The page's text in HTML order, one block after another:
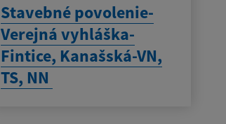
Stavebné povolenie-
Verejná vyhláška-
Fintice, Kanašská-VN,
TS, NN